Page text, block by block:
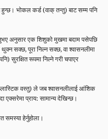
भोकल कर्ड (वाक् तन्तु) बाट सम्म पनि
अनुसार एक शिशुको मुखमा बदाम पसेपछि
सक्छ, पूरा निल्न सक्छ, वा श्वासनलीमा
सुरक्षित रूपमा निल्ने गरी चपाएर
वस्तु) ले जब श्वासनलीलाई आंशिक
एक्सरेमा प्राय: सामान्य देखिन्छ।
हेर्नुहोला।